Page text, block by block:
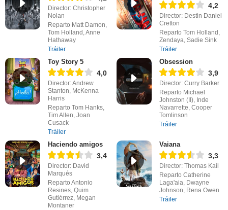
Director: Christopher
Nolan
Reparto Matt Damon,
Tom Holland, Anne
Hathaway
Tráiler
4,2
Director: Destin Daniel
Cretton
Reparto Tom Holland,
Zendaya, Sadie Sink
Tráiler
Toy Story 5
4,0
Director: Andrew
Stanton, McKenna
Harris
Reparto Tom Hanks,
Tim Allen, Joan
Cusack
Tráiler
Obsession
3,9
Director: Curry Barker
Reparto Michael
Johnston (II), Inde
Navarrette, Cooper
Tomlinson
Tráiler
Haciendo amigos
3,4
Director: David
Marqués
Reparto Antonio
Resines, Quim
Gutiérrez, Megan
Montaner
Vaiana
3,3
Director: Thomas Kail
Reparto Catherine
Laga'aia, Dwayne
Johnson, Rena Owen
Tráiler